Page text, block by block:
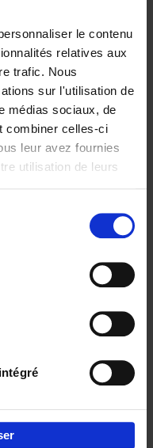
le contenu
relatives aux
trafic. Nous
sur l'utilisation de
médias sociaux, de
combiner celles-ci
leur avez fournies
utilisation de leurs
= Building
De Feyter
Carolien Boom
2025 200
like a PRO -
revised edition (EN)